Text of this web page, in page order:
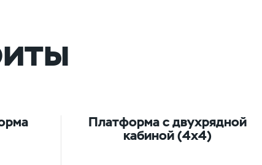
Платформа с двухрядной
кабиной (4х4)